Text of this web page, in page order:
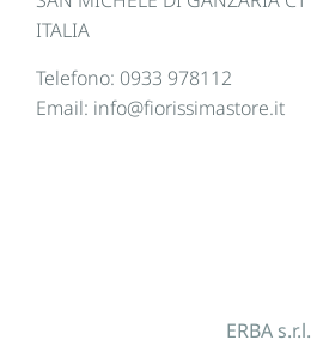
ITALIA
Telefono: 0933 978112
Email: info@fiorissimastore.it
ERBA s.r.l.